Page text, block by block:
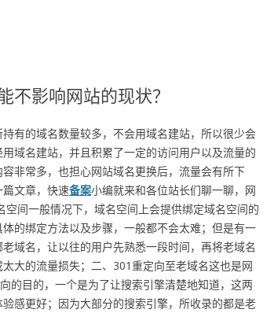
不影响网站的现状？
有的域名数量较多，不会用域名建站，所以很少会
域名建站，并且积累了一定的访问用户以及流量的
非常多，也担心网站域名更换后，流量会有所下
文章，快速备案小编就来和各位站长们聊一聊，网
间一般情况下，域名空间上会提供绑定域名空间的
的绑定方法以及步骤，一般都不会太难；但是有一
域名，让以往的用户先熟悉一段时间，再将老域名
大的流量损失；二、301重定向至老域名这也是网
的目的，一个是为了让搜索引擎清楚地知道，这两
感更好；因为大部分的搜索引擎，所收录的都是老